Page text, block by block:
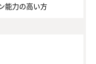
能力の高い方